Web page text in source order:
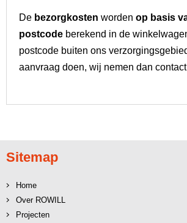
De bezorgkosten worden op basis
postcode berekend in de
postcode buiten ons
aanvraag doen, wij nemen dan
Sitemap
Home
Over ROWILL
Projecten